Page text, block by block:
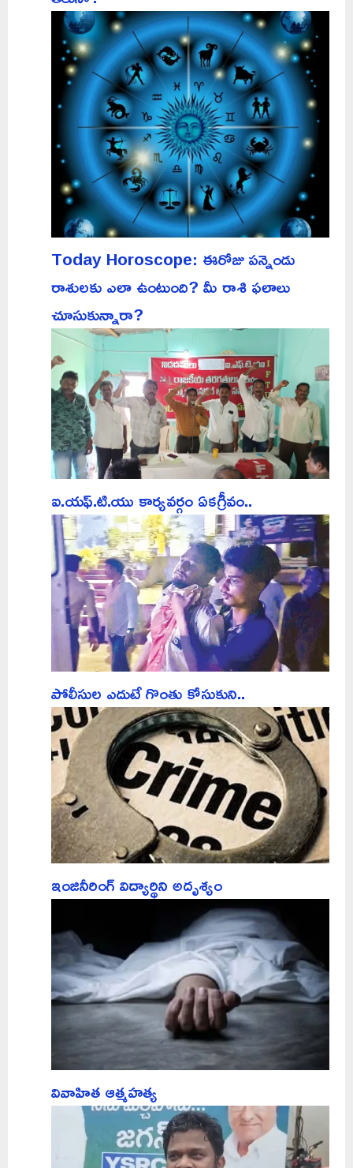
Today Horoscope: ఈరోజు పన్నెండు
రాశులకు ఎలా ఉంటుంది? మీ రాశి ఫలాలు
చూసుకున్నారా?
ఐ.యఫ్.టి.యు కార్యవర్గం ఏకగ్రీవం..
పోలీసుల ఎదుటే గొంతు కోసుకుని..
ఇంజినీరింగ్‌ విద్యార్థిని అదృశ్యం
వివాహిత ఆత్మహత్య